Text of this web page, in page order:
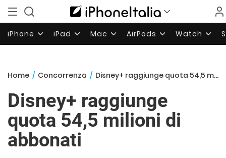
iPhone iPad Mac AirPods Watch
Home / Concorrenza / Disney+ raggiunge quota 54,5 milioni di abbonati
Disney+ raggiunge
quota 54,5 milioni di
abbonati